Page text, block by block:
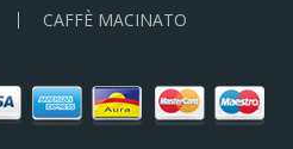
CAFFÈ MACINATO